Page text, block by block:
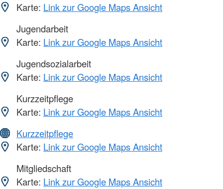
Karte: Link zur Google Maps Ansicht
Jugendarbeit
Karte: Link zur Google Maps Ansicht
Jugendsozialarbeit
Karte: Link zur Google Maps Ansicht
Kurzzeitpflege
Karte: Link zur Google Maps Ansicht
Kurzzeitpflege
Karte: Link zur Google Maps Ansicht
Mitgliedschaft
Karte: Link zur Google Maps Ansicht